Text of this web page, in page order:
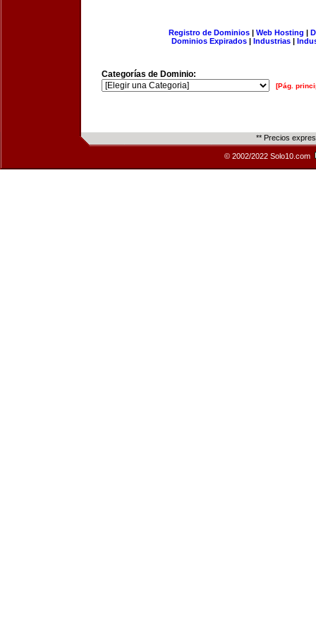
Registro de Dominios| Web Hosting |
Dominios Expirados | Industrias |
Categorías de Dominio:
[Pág.
** Precios
© 2002/2022 Solo10.com